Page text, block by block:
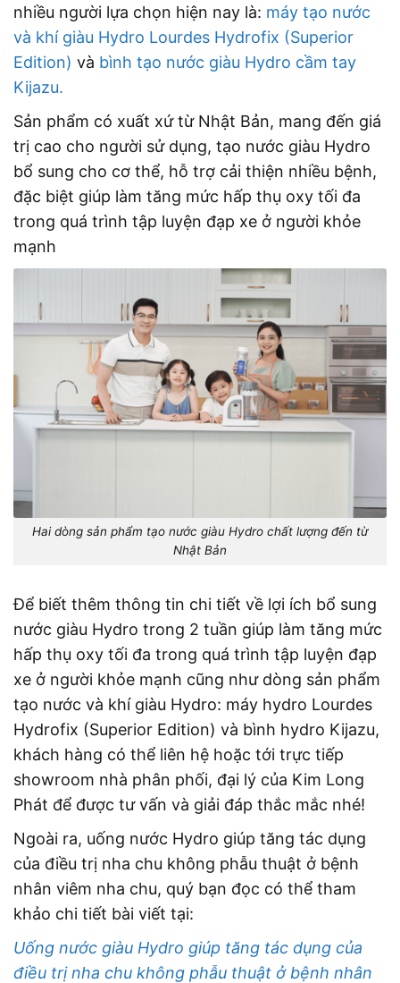
nhiều người lựa chọn hiện nay là: máy tạo nước
và khí giàu Hydro Lourdes Hydrofix (Superior
Edition) và bình tạo nước giàu Hydro cầm tay
Kijazu.
Sản phẩm có xuất xứ từ Nhật Bản, mang đến giá
trị cao cho người sử dụng, tạo nước giàu Hydro
bổ sung cho cơ thể, hỗ trợ cải thiện nhiều bệnh,
đặc biệt giúp làm tăng mức hấp thụ oxy tối đa
trong quá trình tập luyện đạp xe ở người khỏe
mạnh
Hai dòng sản phẩm tạo nước giàu Hydro chất lượng đến từ
Nhật Bản
Để biết thêm thông tin chi tiết về lợi ích bổ sung
nước giàu Hydro trong 2 tuần giúp làm tăng mức
hấp thụ oxy tối đa trong quá trình tập luyện đạp
xe ở người khỏe mạnh cũng như dòng sản phẩm
tạo nước và khí giàu Hydro: máy hydro Lourdes
Hydrofix (Superior Edition) và bình hydro Kijazu,
khách hàng có thể liên hệ hoặc tới trực tiếp
showroom nhà phân phối, đại lý của Kim Long
Phát để được tư vấn và giải đáp thắc mắc nhé!
Ngoài ra, uống nước Hydro giúp tăng tác dụng
của điều trị nha chu không phẫu thuật ở bệnh
nhân viêm nha chu, quý bạn đọc có thể tham
khảo chi tiết bài viết tại:
Uống nước giàu Hydro giúp tăng tác dụng của
điều trị nha chu không phẫu thuật ở bệnh nhân